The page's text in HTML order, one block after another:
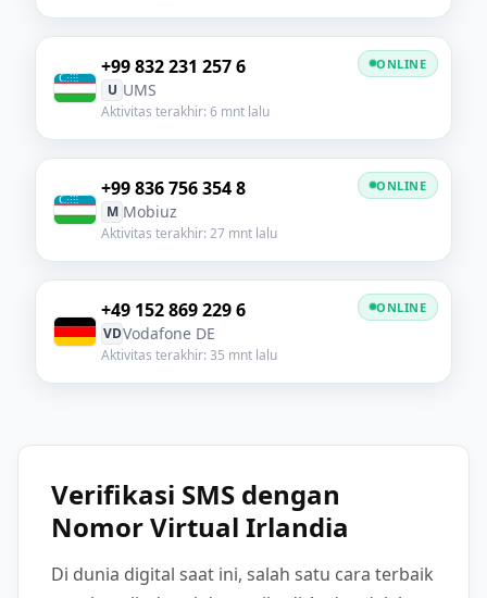
+99 832 231 257 6
U UMS
Aktivitas terakhir: 6 mnt lalu
ONLINE
+99 836 756 354 8
M Mobiuz
Aktivitas terakhir: 27 mnt lalu
ONLINE
+49 152 869 229 6
VDVodafone DE
Aktivitas terakhir: 35 mnt lalu
ONLINE
Verifikasi SMS dengan
Nomor Virtual Irlandia
Di dunia digital saat ini, salah satu cara terbaik